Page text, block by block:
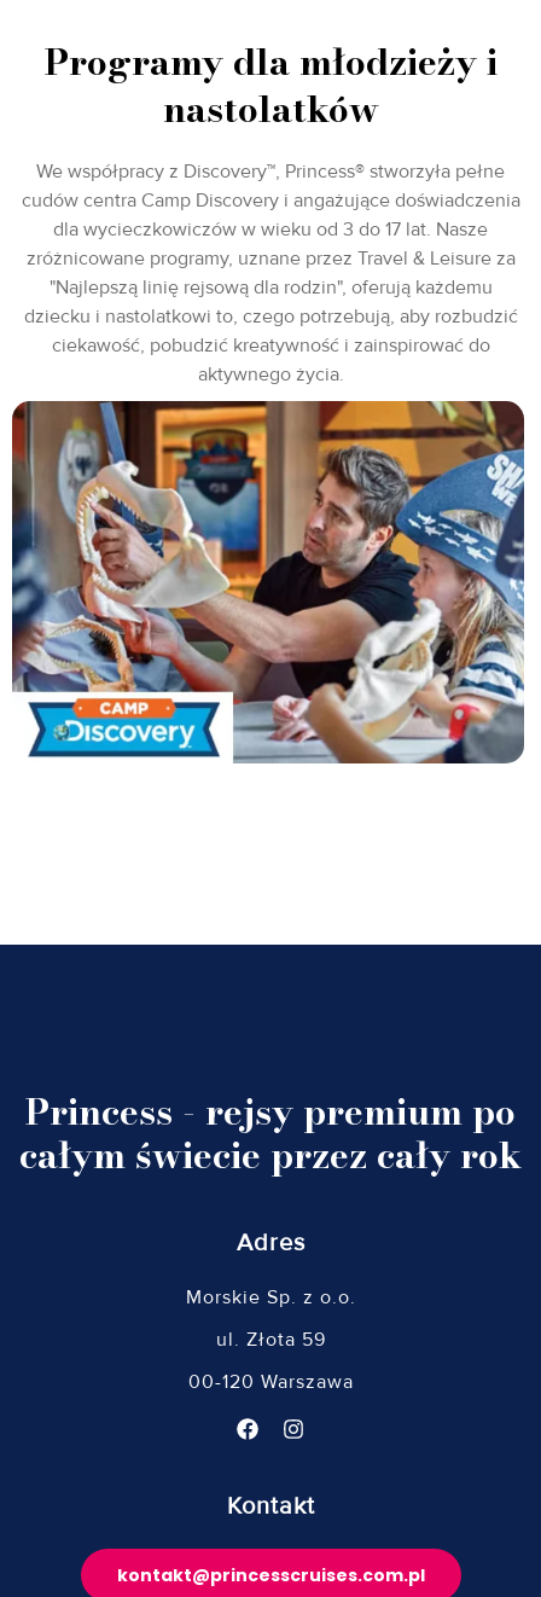
Programy dla młodzieży i
nastolatków
We współpracy z Discovery™, Princess® stworzyła pełne
cudów centra Camp Discovery i angażujące doświadczenia
dla wycieczkowiczów w wieku od 3 do 17 lat. Nasze
zróżnicowane programy, uznane przez Travel & Leisure za
"Najlepszą linię rejsową dla rodzin", oferują każdemu
dziecku i nastolatkowi to, czego potrzebują, aby rozbudzić
ciekawość, pobudzić kreatywność i zainspirować do
aktywnego życia.
Princess - rejsy premium po
całym świecie przez cały rok
Adres
Morskie Sp. z o.o.
ul. Złota 59
00-120 Warszawa
Kontakt
kontakt@princesscruises.com.pl